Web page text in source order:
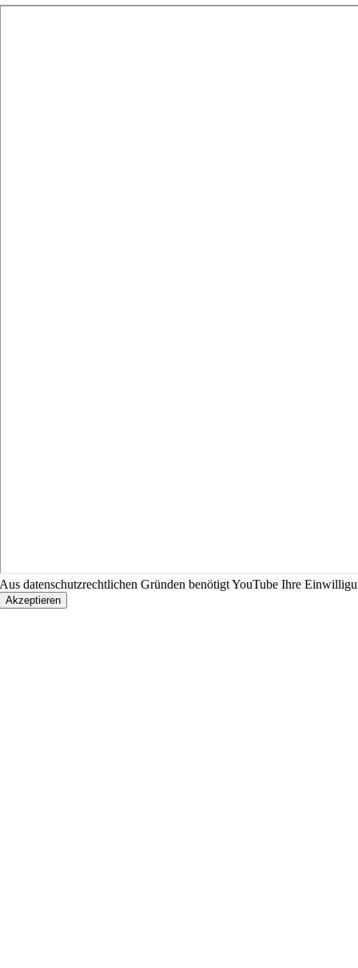
Aus datenschutzrechtlichen Gründen benötigt YouTube Ihre
Akzeptieren